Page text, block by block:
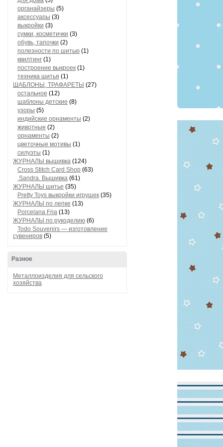
органайзеры (5)
аксессуары (3)
выкройки (3)
сумки, косметички (3)
обувь, тапочки (2)
полезности по шитью (1)
квилтинг (1)
построение выкроек (1)
техника шитья (1)
ШАБЛОНЫ, ТРАФАРЕТЫ (27)
остальное (12)
шаблоны детские (8)
узоры (5)
индийские орнаменты (2)
животные (2)
орнаменты (2)
цветочные мотивы (1)
силуэты (1)
ЖУРНАЛЫ вышивка (124)
Cross Stitch Card Shop (63)
Sandra. Вышивка (61)
ЖУРНАЛЫ шитье (35)
Pretty Toys выкройки игрушек (35)
ЖУРНАЛЫ по лепке (13)
Porcelana Fria (13)
ЖУРНАЛЫ по рукоделию (6)
Todo Souvenirs — изготовление
сувениров (5)
Разное
Металлоизделия для сельского
хозяйства